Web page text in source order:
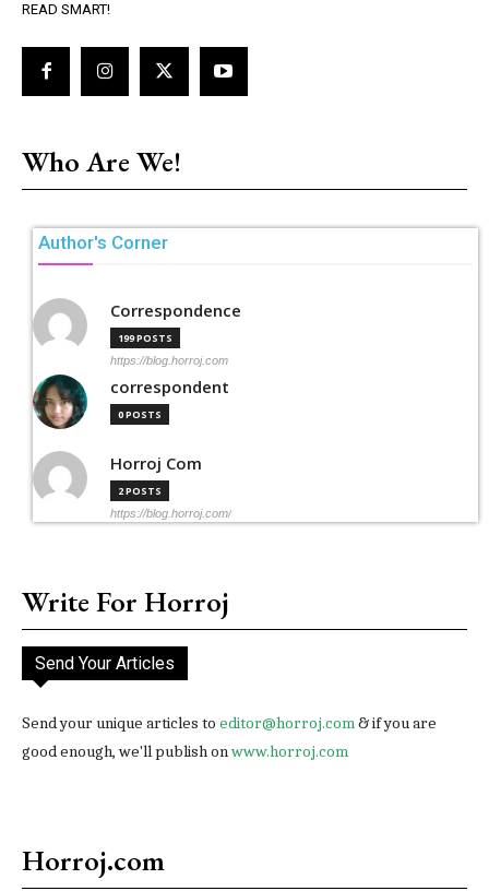
READ SMART!
Who Are We!
Author's Corner
Correspondence
199 POSTS
https://blog.horroj.com
correspondent
0 POSTS
Horroj Com
2 POSTS
https://blog.horroj.com/
Write For Horroj
Send Your Articles
Send your unique articles to editor@horroj.com & if you are
good enough, we'll publish onwww.horroj.com
Horroj.com